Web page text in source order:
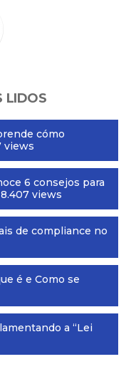
LIDOS
cómo
views
6 consejos para
views
de compliance no
é e Como se
a “Lei